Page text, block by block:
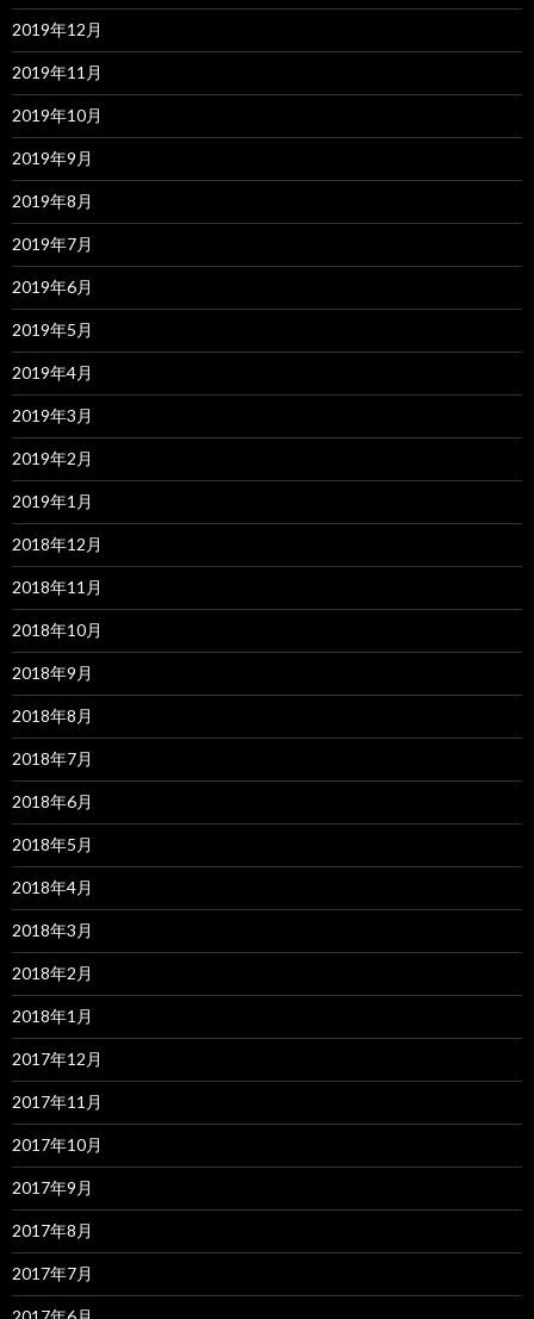
2019年12月
2019年11月
2019年10月
2019年9月
2019年8月
2019年7月
2019年6月
2019年5月
2019年4月
2019年3月
2019年2月
2019年1月
2018年12月
2018年11月
2018年10月
2018年9月
2018年8月
2018年7月
2018年6月
2018年5月
2018年4月
2018年3月
2018年2月
2018年1月
2017年12月
2017年11月
2017年10月
2017年9月
2017年8月
2017年7月